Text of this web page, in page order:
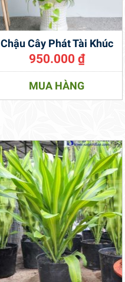
Chậu Cây Phát Tài Khúc
950.000 ₫
MUA HÀNG